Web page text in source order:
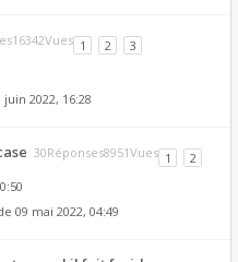
1 2
3
juin 2022, 16:28
30Réponses8951Vues 1
2
09 mai 2022, 04:49